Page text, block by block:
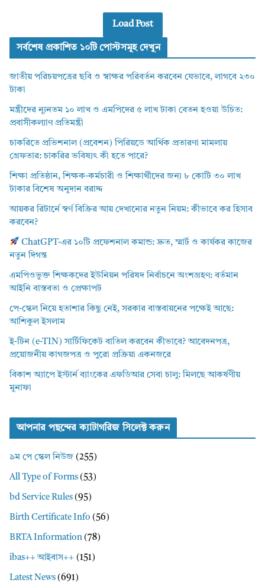
Load Post
সর্বশেষ প্রকাশিত ১০টি পোস্টসমূহ দেখুন
জাতীয় পরিচয়পত্রের ছবি ও স্বাক্ষর পরিবর্তন করবেন যেভাবে, লাগবে ২৩০
টাকা
মন্ত্রীদের ন্যূনতম ১০ লাখ ও এমপিদের ৫ লাখ টাকা বেতন হওয়া উচিত:
প্রবাসীকল্যাণ প্রতিমন্ত্রী
চাকরিতে প্রভিশনাল (প্রবেশন) পিরিয়ডে আর্থিক প্রতারণা মামলায়
গ্রেফতার: চাকরির ভবিষ্যৎ কী হতে পারে?
শিক্ষা প্রতিষ্ঠান, শিক্ষক-কর্মচারী ও শিক্ষার্থীদের জন্য ৮ কোটি ৩০ লাখ
টাকার বিশেষ অনুদান বরাদ্দ
আয়কর রিটার্নে স্বর্ণ বিক্রির আয় দেখানোর নতুন নিয়ম: কীভাবে কর হিসাব
করবেন?
ChatGPT-এর ১০টি প্রফেশনাল কমান্ড: দ্রুত, স্মার্ট ও কার্যকর কাজের
নতুন দিগন্ত
এমপিওভুক্ত শিক্ষকদের ইউনিয়ন পরিষদ নির্বাচনে অংশগ্রহণ: বর্তমান
আইনি বাস্তবতা ও প্রেক্ষাপট
পে-স্কেল নিয়ে হতাশার কিছু নেই, সরকার বাস্তবায়নের পক্ষেই আছে:
আশিকুল ইসলাম
ই-টিন (e-TIN) সার্টিফিকেট বাতিল করবেন কীভাবে? আবেদনপত্র,
প্রয়োজনীয় কাগজপত্র ও পুরো প্রক্রিয়া একনজরে
বিকাশ অ্যাপে ইস্টার্ন ব্যাংকের এফডিআর সেবা চালু: মিলছে আকর্ষণীয়
মুনাফা
আপনার পছন্দের ক্যাটাগরিজ সিলেক্ট করুন
৯ম পে স্কেল নিউজ (255)
All Type of Forms (53)
bd Service Rules (95)
Birth Certificate Info (56)
BRTA Information (78)
ibas++ আইবাস++ (151)
Latest News (691)